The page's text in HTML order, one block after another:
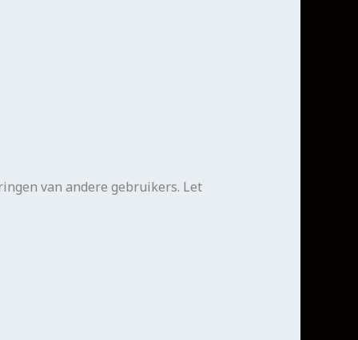
van andere gebruikers. Let